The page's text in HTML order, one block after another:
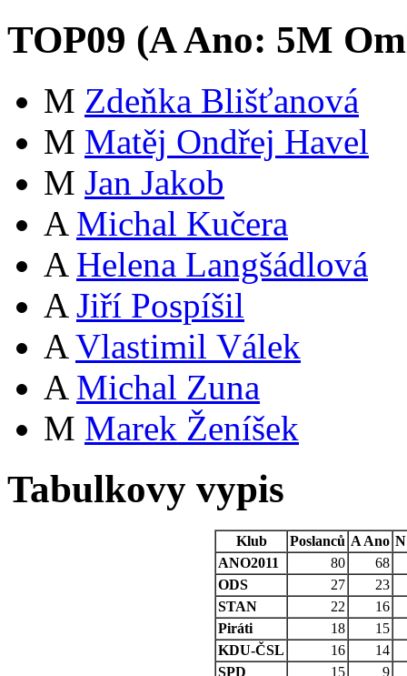
TOP09 (AAno: 5M
M Zdeňka Blišťanová
M Matěj Ondřej Havel
M Jan Jakob
A Michal Kučera
A Helena Langšádlová
A Jiří Pospíšil
A Vlastimil Válek
A Michal Zuna
M Marek Ženíšek
Tabulkovy vypis
Klub Poslanců A Ano N
ANO2011
80
68
ODS
27
23
STAN
22
16
Piráti
18
15
KDU-ČSL
16
14
SPD
15 9